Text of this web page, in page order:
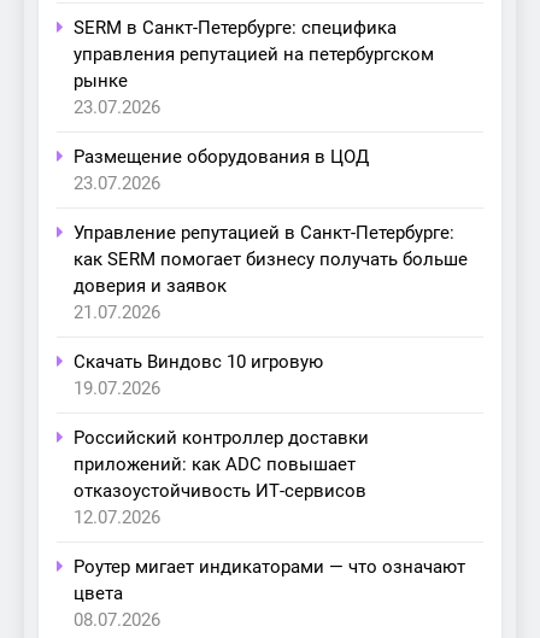
SERM в Санкт-Петербурге: специфика
управления репутацией на петербургском
рынке
23.07.2026
Размещение оборудования в ЦОД
23.07.2026
Управление репутацией в Санкт-Петербурге:
как SERM помогает бизнесу получать больше
доверия и заявок
21.07.2026
Скачать Виндовс 10 игровую
19.07.2026
Российский контроллер доставки
приложений: как ADC повышает
отказоустойчивость ИТ-сервисов
12.07.2026
Роутер мигает индикаторами — что означают
цвета
08.07.2026